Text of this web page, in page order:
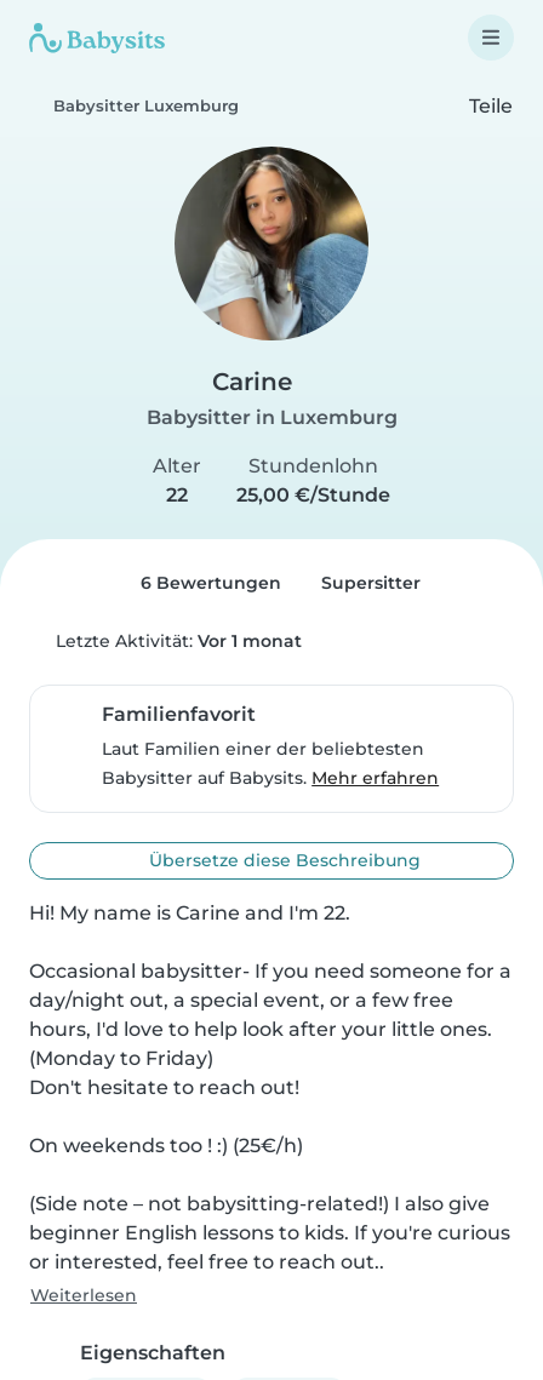
Babysitter Luxemburg Teile
Carine
Babysitter in Luxemburg
Alter
22
Stundenlohn
25,00 €/Stunde
6 Bewertungen Supersitter
Letzte Aktivität: Vor 1 monat
Familienfavorit
Laut Familien einer der beliebtesten
Babysitter auf Babysits. Mehr erfahren
Übersetze diese Beschreibung
Hi! My name is Carine and I'm 22.
Occasional babysitter- If you need someone for a
day/night out, a special event, or a few free
hours, I'd love to help look after your little ones.
(Monday to Friday)
Don't hesitate to reach out!
On weekends too ! :) (25€/h)
(Side note – not babysitting-related!) I also give
beginner English lessons to kids. If you're curious
or interested, feel free to reach out..
Weiterlesen
Eigenschaften